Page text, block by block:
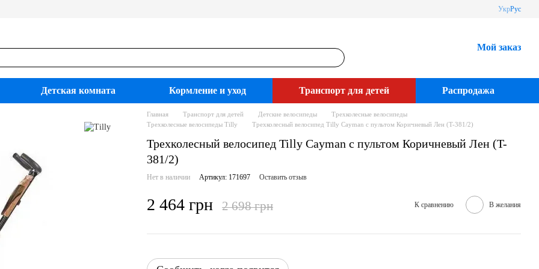
УкрРус
Мой заказ
Детская комната Кормление и уход Транспорт для детей Распродажа
Главная Транспорт для детей Детские велосипеды
Трехколесные велосипеды
Трехколесные велосипеды Tilly
Трехколесный велосипед Tilly Cayman с пультом Коричневый Лен (T-381/2)
Трехколесный велосипед Tilly Cayman с пультом Коричневый Лен (T-
381/2)
Нет в наличии Артикул: 171697 Оставить отзыв
2 464 грн 2 698 грн К сравнению В желания